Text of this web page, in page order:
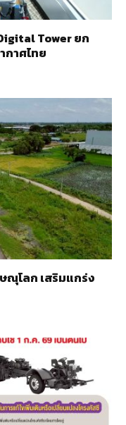
Tower ยก
กาศไทย
ณุโลก เสริมแกร่ง